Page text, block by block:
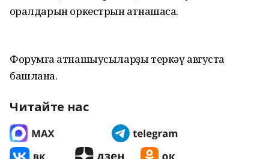
ҡоралдарын оркестрын ҡатнашасаҡ.
Форумға ҡатнашыусыларҙы теркәү августа
башлана.
Читайте нас